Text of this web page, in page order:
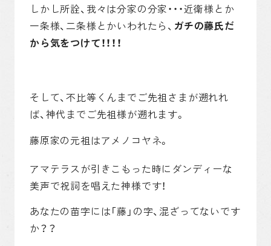
しかし所詮、我々は分家の分家・・・近衛様とか
一条様、二条様とかいわれたら、 ガチの藤氏だ
から気をつけて！！！！
そして、不比等くんまでご先祖さまが遡れれ
ば、神代までご先祖様が遡れます。
藤原家の元祖はアメノコヤネ。
アマテラスが引きこもった時にダンディーな
美声で祝詞を唱えた神様です！
あなたの苗字には「藤」の字、混ざってないです
か？？